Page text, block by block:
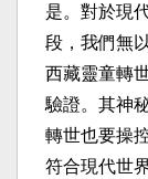
是。對於現
段，我們無
西藏靈童轉
驗證。其神
轉世也要操
符合現代世